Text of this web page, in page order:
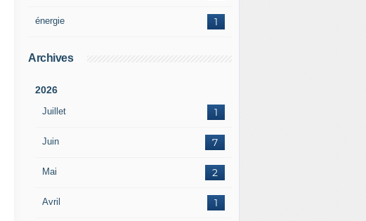
1
énergie
Archives
2026
Juillet 1
Juin 7
Mai 2
Avril 1